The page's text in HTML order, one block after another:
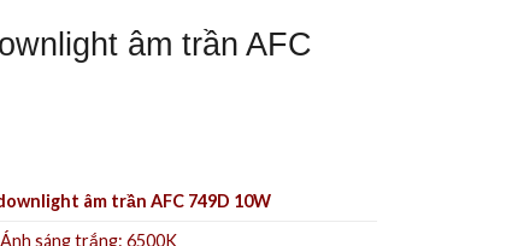
âm trần AFC
âm trần AFC 749D 10W
Ánh sáng trắng: 6500K